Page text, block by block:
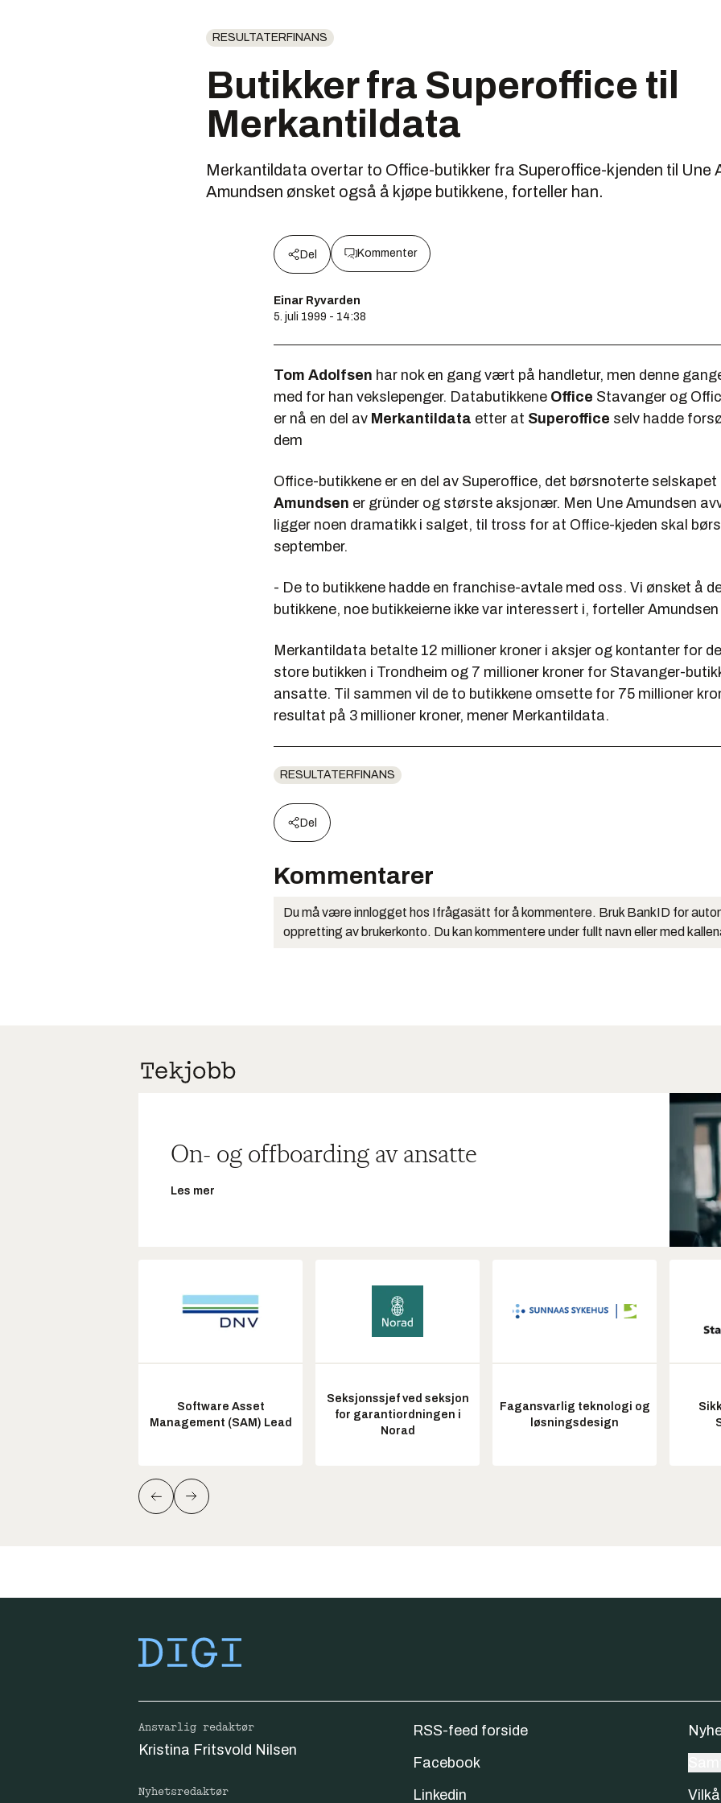
RESULTATERFINANS
Butikker fra Superoffice til
Merkantildata
Merkantildata overtar to Office-butikker fra Superoffice-kjenden til Une
Amundsen ønsket også å kjøpe butikkene, forteller han.
Del Kommenter
Einar Ryvarden
5. juli 1999 - 14:38
Tom Adolfsen har nok en gang vært på handletur, men denne
med for han vekslepenger. Databutikkene Office Stavanger og
er nå en del av Merkantildata etter at Superoffice selv hadde
dem
Office-butikkene er en del av Superoffice, det børsnoterte selskapet
Amundsen er gründer og største aksjonær. Men Une Amundsen
ligger noen dramatikk i salget, til tross for at Office-kjeden skal
september.
- De to butikkene hadde en franchise-avtale med oss. Vi ønsket å
butikkene, noe butikkeierne ikke var interessert i, forteller Amundsen
Merkantildata betalte 12 millioner kroner i aksjer og kontanter for
store butikken i Trondheim og 7 millioner kroner for Stavanger-
ansatte. Til sammen vil de to butikkene omsette for 75 millioner
resultat på 3 millioner kroner, mener Merkantildata.
RESULTATERFINANS
Del
Kommentarer
Du må være innlogget hos Ifrågasätt for å kommentere. Bruk BankID for
oppretting av brukerkonto. Du kan kommentere under fullt navn eller med
On- og offboarding av ansatte
Les mer
Software Asset
Management (SAM) Lead
Seksjonssjef ved seksjon
for garantiordningen i
Norad
Fagansvarlig teknologi og
løsningsdesign
Ansvarlig redaktør
Kristina Fritsvold Nilsen
Nyhetsredaktør
RSS-feed forside
Facebook
Linkedin